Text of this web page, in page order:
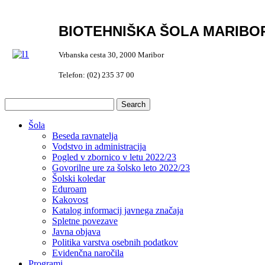
BIOTEHNIŠKA ŠOLA
Vrbanska cesta 30, 2000 Maribor
Telefon: (02) 235 37 00
Šola
Beseda ravnatelja
Vodstvo in administracija
Pogled v zbornico v letu 2022/23
Govorilne ure za šolsko leto 2022/23
Šolski koledar
Eduroam
Kakovost
Katalog informacij javnega značaja
Spletne povezave
Javna objava
Politika varstva osebnih podatkov
Evidenčna naročila